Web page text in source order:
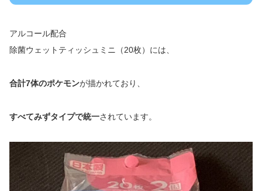
アルコール配合
除菌ウェットティッシュミニ（20枚）には、
合計7体のポケモンが描かれており、
すべてみずタイプで統一されています。